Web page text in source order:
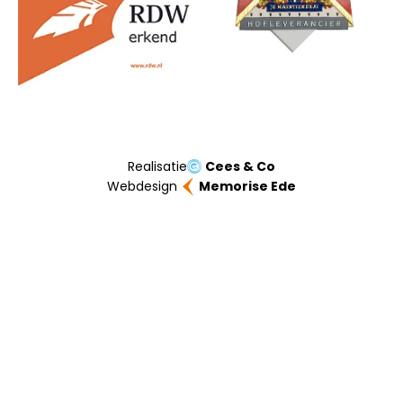
Realisatie
Cees & Co
Webdesign
Memorise Ede